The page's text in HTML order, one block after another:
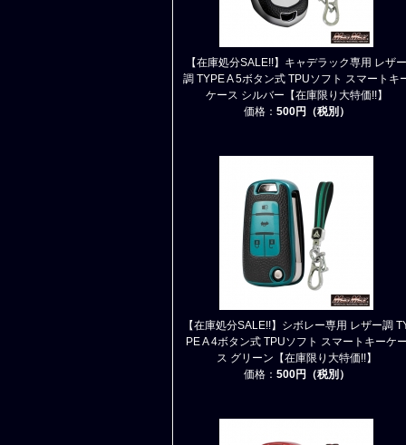
【在庫処分SALE!!】キャデラック専用 レザー
調 TYPE A 5ボタン式 TPUソフト スマートキ
ケース シルバー【在庫限り大特価!!】
価格： 500円（税別）
【在庫処分SALE!!】シボレー専用 レザー調
PE A 4ボタン式 TPUソフト スマートキーケ
ス グリーン【在庫限り大特価!!】
価格： 500円（税別）